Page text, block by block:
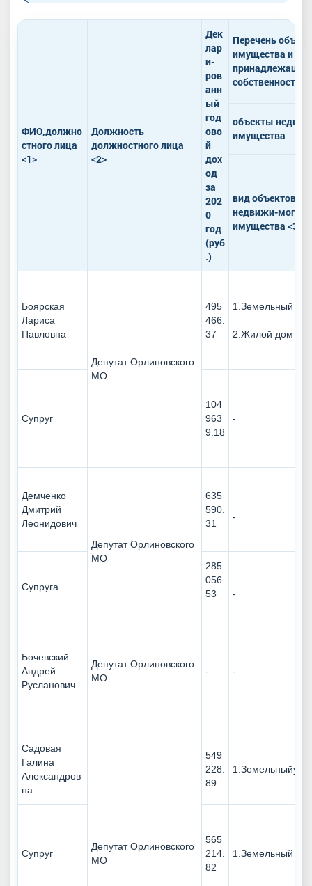
ФИО,должно
стного лица
<1>
Должность
должностного лица
<2>
Дек
лар
и-
ров
анн
ый
год
ово
й
дох
од
за
202
0
год
(руб
.)
Перечень
имущества и
принадлежащих
собственности
объекты
имущества
вид объектов
недвижи-мого
имущества <3>
Боярская
Лариса
Павловна
Депутат Орлиновского
МО
495
466.
37
1.Земельный
2.Жилой дом
Супруг
104
963
9.18
-
Демченко
Дмитрий
Леонидович
Депутат Орлиновского
МО
635
590.
31
-
Супруга
285
056.
53
-
Бочевский
Андрей
Русланович
Депутат Орлиновского
МО
- -
Садовая
Галина
Александров
на
Депутат Орлиновского
МО
549
228.
89
Супруг
565
214.
82
1.Земельный